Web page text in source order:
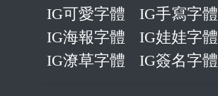
IG可愛字體
IG手寫字體
IG海報字體
IG娃娃字體
IG潦草字體
IG簽名字體